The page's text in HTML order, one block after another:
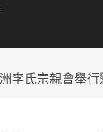
李氏宗親會舉